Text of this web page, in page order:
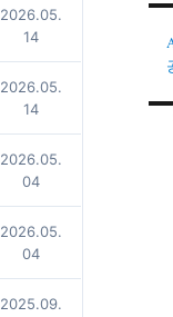
2026.05.
14
2026.05.
14
2026.05.
04
2026.05.
04
2025.09.